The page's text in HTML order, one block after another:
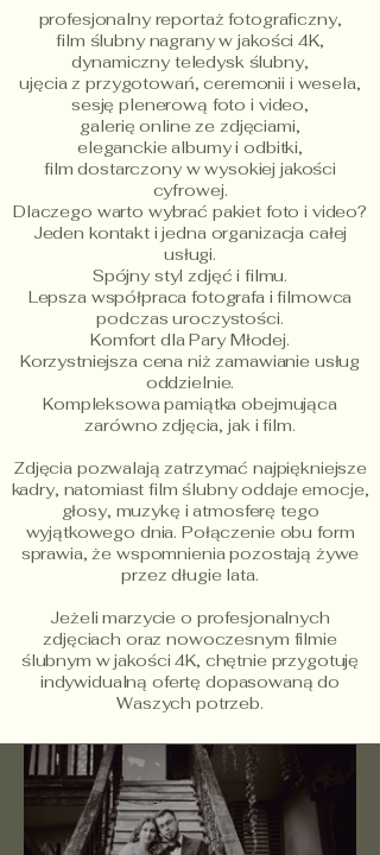
profesjonalny reportaż fotograficzny,
film ślubny nagrany w jakości 4K,
dynamiczny teledysk ślubny,
ujęcia z przygotowań, ceremonii i wesela,
sesję plenerową foto i video,
galerię online ze zdjęciami,
eleganckie albumy i odbitki,
film dostarczony w wysokiej jakości
cyfrowej.
Dlaczego warto wybrać pakiet foto i video?
Jeden kontakt i jedna organizacja całej
usługi.
Spójny styl zdjęć i filmu.
Lepsza współpraca fotografa i filmowca
podczas uroczystości.
Komfort dla Pary Młodej.
Korzystniejsza cena niż zamawianie usług
oddzielnie.
Kompleksowa pamiątka obejmująca
zarówno zdjęcia, jak i film.
Zdjęcia pozwalają zatrzymać najpiękniejsze
kadry, natomiast film ślubny oddaje emocje,
głosy, muzykę i atmosferę tego
wyjątkowego dnia. Połączenie obu form
sprawia, że wspomnienia pozostają żywe
przez długie lata.
Jeżeli marzycie o profesjonalnych
zdjęciach oraz nowoczesnym filmie
ślubnym w jakości 4K, chętnie przygotuję
indywidualną ofertę dopasowaną do
Waszych potrzeb.